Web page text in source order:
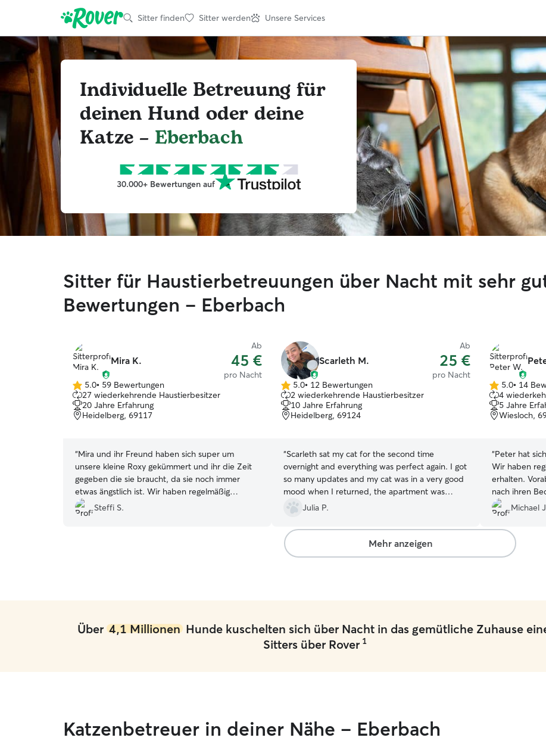
Sitter finden Sitter werden Unsere Services
Individuelle Betreuung für
deinen Hund oder deine
Katze – Eberbach
30.000+ Bewertungen auf
Sitter für Haustierbetreuungen über Nacht mit sehr
Bewertungen – Eberbach
Mira K.
Ab
45 €
pro Nacht
5.0
von
5
Sternen
5.0• 59 Bewertungen
27 wiederkehrende Haustierbesitzer
20 Jahre Erfahrung
Heidelberg, 69117
“Mira und ihr Freund haben sich super um
unsere kleine Roxy gekümmert und ihr die Zeit
gegeben die sie braucht, da sie noch immer
etwas ängstlich ist. Wir haben regelmäßig
ausführliche Updates, Bilder und Videos
bekommen, sodass wir sehen konnten dass es
Steffi S.
Scarleth M.
Ab
25 €
pro Nacht
5.0
von
5
Sternen
5.0• 12 Bewertungen
2 wiederkehrende Haustierbesitzer
10 Jahre Erfahrung
Heidelberg, 69124
“Scarleth sat my cat for the second time
overnight and everything was perfect again. I got
so many updates and my cat was in a very good
mood when I returned, the apartment was
spotless. Full recommendation for Scarleth!
Julia P.
5.0
von
5
Sternen
5.0• 14
4
5 Jahre
Wiesloch,
“Peter hat
Wir haben
erhalten.
nach ihren
nach kurzer
sicher gerne
Michael
Mehr anzeigen
Über 4,1 MillionenHunde kuschelten sich über Nacht in das gemütliche Zuhause
Sitters über Rover 1
Katzenbetreuer in deiner Nähe – Eberbach